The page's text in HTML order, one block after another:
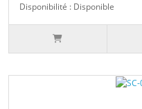
Disponibilité : Disponible